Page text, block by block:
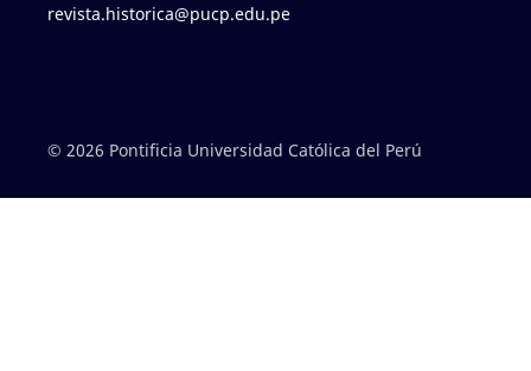
revista.historica@pucp.edu.pe
© 2026 Pontificia Universidad Católica del Perú